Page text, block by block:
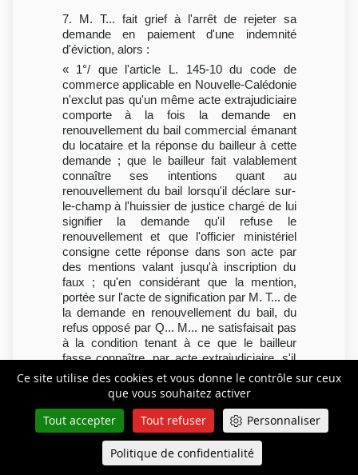
Ce site utilise des cookies et vous donne le contrôle sur ceux
que vous souhaitez activer
Tout accepter
Tout refuser Personnaliser
Politique de confidentialité
7. M. T... fait grief à l'arrêt de rejeter sa
demande en paiement d'une indemnité
d'éviction, alors :
« 1°/ que l'article L. 145-10 du code de
commerce applicable en Nouvelle-Calédonie
n'exclut pas qu'un même acte extrajudiciaire
comporte à la fois la demande en
renouvellement du bail commercial émanant
du locataire et la réponse du bailleur à cette
demande ; que le bailleur fait valablement
connaître ses intentions quant au
renouvellement du bail lorsqu'il déclare sur-
le-champ à l'huissier de justice chargé de lui
signifier la demande qu'il refuse le
renouvellement et que l'officier ministériel
consigne cette réponse dans son acte par
des mentions valant jusqu'à inscription du
faux ; qu'en considérant que la mention,
portée sur l'acte de signification par M. T... de
la demande en renouvellement du bail, du
refus opposé par Q... M... ne satisfaisait pas
à la condition tenant à ce que le bailleur
fasse connaître, par acte extrajudiciaire, s'il
refuse le renouvellement, la cour d'appel a
violé le texte précité dans sa rédaction
antérieure à la loi du 4 août 2008 ;
2°/ que la nullité sanctionnant l'inobservation
du mode de notification du refus de
renouvellement du bail opposé par le bailleur
à une demande en renouvellement est une
Queue-Fair